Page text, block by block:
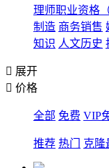
理师职业资格（
制造 商务销售
知识 人文历史
 展开
 价格
全部 免费 VIP
推荐 热门 克隆